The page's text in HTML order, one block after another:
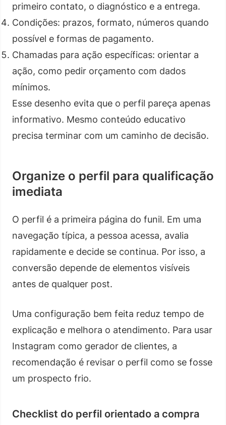
primeiro contato, o diagnóstico e a entrega.
Condições: prazos, formato, números quando
possível e formas de pagamento.
Chamadas para ação específicas: orientar a
ação, como pedir orçamento com dados
mínimos.
Esse desenho evita que o perfil pareça apenas
informativo. Mesmo conteúdo educativo
precisa terminar com um caminho de decisão.
Organize o perfil para qualificação
imediata
O perfil é a primeira página do funil. Em uma
navegação típica, a pessoa acessa, avalia
rapidamente e decide se continua. Por isso, a
conversão depende de elementos visíveis
antes de qualquer post.
Uma configuração bem feita reduz tempo de
explicação e melhora o atendimento. Para usar
Instagram como gerador de clientes, a
recomendação é revisar o perfil como se fosse
um prospecto frio.
Checklist do perfil orientado a compra